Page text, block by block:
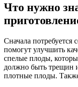
Что нужно
Сначала потребуется
помогут улучшить
спелые плоды,
должно быть трещин
плотные плоды.